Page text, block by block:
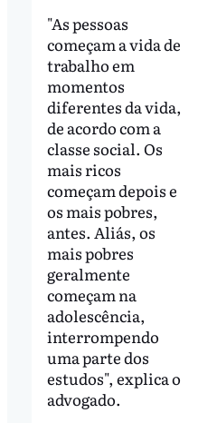
"As pessoas
começam a vida de
trabalho em
momentos
diferentes da vida,
de acordo com a
classe social. Os
mais ricos
começam depois e
os mais pobres,
antes. Aliás, os
mais pobres
geralmente
começam na
adolescência,
interrompendo
uma parte dos
estudos", explica o
advogado.